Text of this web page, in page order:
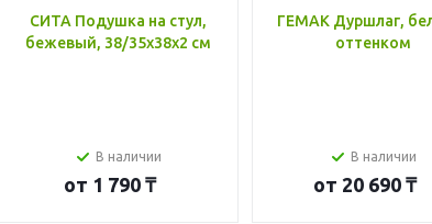
СИТА Подушка на стул,
бежевый, 38/35x38x2 см
В наличии
от 1 790 ₸
ГЕМАК Дуршлаг,
оттенком
В наличии
от 20 690 ₸